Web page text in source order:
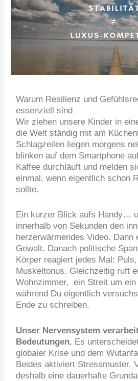
Warum Resilienz und
essenziell sind
Wir ziehen unsere Kinder in
die Welt ständig mit am
Schlagzeilen liegen morgens
blinken auf dem Smartphone
Kaffee durchläuft und melden
einmal, wenn eigentlich schon
sollte.
Ein kurzer Blick aufs Handy…
innerhalb von Sekunden den
herzerwärmendes Video. Dann
Gewalt. Danach politische
Körper reagiert jedes Mal:
Muskeltonus. Gleichzeitig ruft
Wohnzimmer, ein Streit um ein
während Du eigentlich
Ende zu schreiben.
Unser Nervensystem
Bedeutungen. Es
globaler Krise und dem
Beides aktiviert Stressmuster.
deshalb eine dauerhafte